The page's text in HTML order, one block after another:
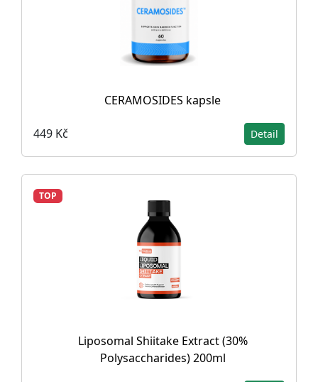
CERAMOSIDES kapsle
449 Kč Detail
TOP
Liposomal Shiitake Extract (30%
Polysaccharides) 200ml